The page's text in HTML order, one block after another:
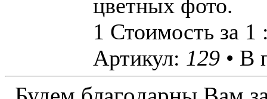
цветных фото.
1 Стоимость за 1
Артикул: 129 • В